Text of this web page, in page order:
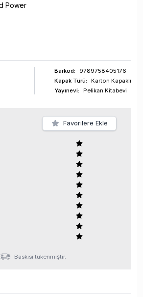
Power
Barkod:
9789758405176
Kapak Türü:
Karton Kapaklı
Yayınevi:
Pelikan Kitabevi
Favorilere Ekle
Baskısı tükenmiştir.